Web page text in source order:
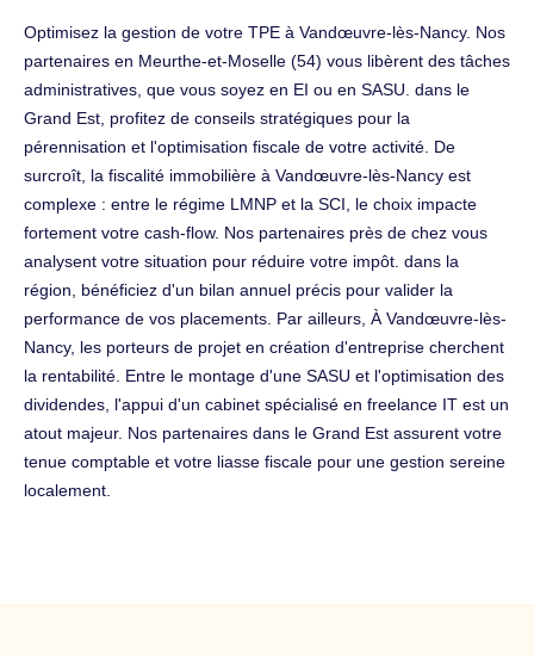
Optimisez la gestion de votre TPE à Vandœuvre-lès-Nancy. Nos
partenaires en Meurthe-et-Moselle (54) vous libèrent des tâches
administratives, que vous soyez en EI ou en SASU. dans le
Grand Est, profitez de conseils stratégiques pour la
pérennisation et l'optimisation fiscale de votre activité. De
surcroît, la fiscalité immobilière à Vandœuvre-lès-Nancy est
complexe : entre le régime LMNP et la SCI, le choix impacte
fortement votre cash-flow. Nos partenaires près de chez vous
analysent votre situation pour réduire votre impôt. dans la
région, bénéficiez d'un bilan annuel précis pour valider la
performance de vos placements. Par ailleurs, À Vandœuvre-lès-
Nancy, les porteurs de projet en création d'entreprise cherchent
la rentabilité. Entre le montage d'une SASU et l'optimisation des
dividendes, l'appui d'un cabinet spécialisé en freelance IT est un
atout majeur. Nos partenaires dans le Grand Est assurent votre
tenue comptable et votre liasse fiscale pour une gestion sereine
localement.